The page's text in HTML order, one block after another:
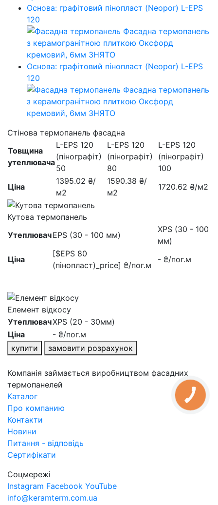
Основа: графітовий пінопласт (Neopor) L-EPS
120
Основа: графітовий пінопласт (Neopor) L-EPS
120
Стінова термопанель фасадна
Товщина
утеплювача
L-EPS 120
(пінографіт)
50
L-EPS 120
(пінографіт)
80
L-EPS 120
(пінографіт)
100
Ціна
1395.02 ₴/
м2
1590.38 ₴/
м2
1720.62 ₴/м2
Кутова термопанель
УтеплювачEPS (30 - 100 мм)
XPS (30 - 100
мм)
Ціна
[$EPS 80
(пінопласт)_price] ₴/пог.м
- ₴/пог.м
Елемент відкосу
УтеплювачXPS (20 - 30мм)
Ціна
- ₴/пог.м
купити
замовити розрахунок
Компанія займається виробництвом фасадних
термопанелей
Каталог
Про компанию
Контакти
Новини
Питання - відповідь
Сертифікати
Соцмережі
Instagram Facebook YouTube
info@keramterm.com.ua
КНОПКА
ЗВ'ЯЗКУ